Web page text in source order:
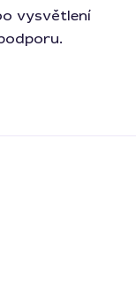
vysvětlení